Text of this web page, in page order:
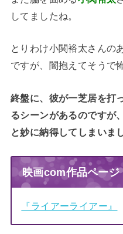
してましたね。
とりわけ小関裕太さんの
ですが、闇抱えてそうで
終盤に、彼が一芝居を打
るシーンがあるのですが
と妙に納得してしまいま
映画com作品ページ
『ライアーライアー』